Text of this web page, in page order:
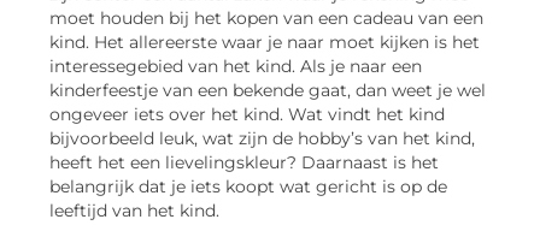
moet houden bij het kopen van een cadeau van een
kind. Het allereerste waar je naar moet kijken is het
interessegebied van het kind. Als je naar een
kinderfeestje van een bekende gaat, dan weet je wel
ongeveer iets over het kind. Wat vindt het kind
bijvoorbeeld leuk, wat zijn de hobby’s van het kind,
heeft het een lievelingskleur? Daarnaast is het
belangrijk dat je iets koopt wat gericht is op de
leeftijd van het kind.